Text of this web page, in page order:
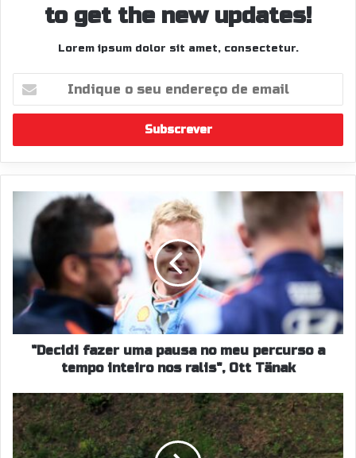
to get the new updates!
Lorem ipsum dolor sit amet, consectetur.
seu
de
email
"Decidi
fazer
uma
pausa
no
percurso
a
tempo
inteiro
Ott
Tänak
"Decidi fazer uma pausa no meu percurso a
tempo inteiro nos ralis", Ott Tänak
Fotos
Historic
Rally
Fafe